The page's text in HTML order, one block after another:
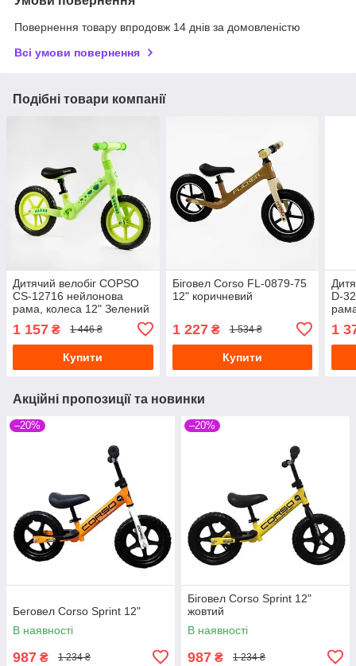
Повернення товару впродовж 14 днів за домовленістю
Всі умови повернення
Подібні товари компанії
Дитячий велобіг COPSO
CS-12716 нейлонова
рама, колеса 12" Зелений
1 157 ₴ 1 446 ₴
Купити
Біговел Corso FL-0879-75
12" коричневий
1 227₴ 1 534 ₴
Купити
D-
1
Акційні пропозиції та новинки
–20%
Беговел Corso Sprint 12"
В наявності
987 ₴ 1 234 ₴
–20%
Біговел Corso Sprint 12"
жовтий
В наявності
987 ₴ 1 234 ₴